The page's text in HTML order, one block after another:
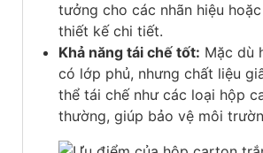
tưởng cho các nhãn hiệu
thiết kế chi tiết.
Khả năng tái chế tốt: Mặc dù
có lớp phủ, nhưng chất liệu
thể tái chế như các loại hộp
thường, giúp bảo vệ môi